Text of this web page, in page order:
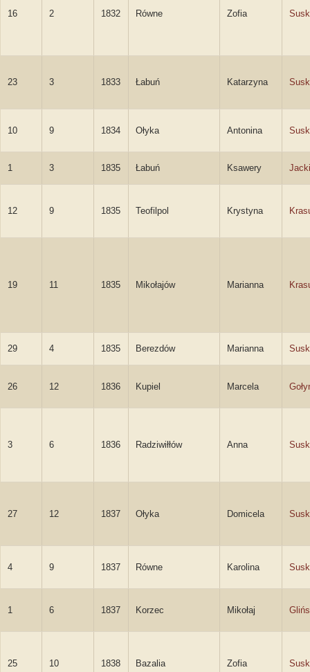
16 2 1832 Równe Zofia
23 3 1833 Łabuń Katarzyna
10 9 1834 Ołyka Antonina
1 3 1835 Łabuń Ksawery
12 9 1835 Teofilpol Krystyna
19 11 1835 Mikołajów Marianna
29 4 1835 Berezdów Marianna
26 12 1836 Kupiel Marcela
3 6 1836 Radziwiłłów Anna
27 12 1837 Ołyka Domicela
4 9 1837 Równe Karolina
1 6 1837 Korzec Mikołaj
25 10 1838 Bazalia Zofia